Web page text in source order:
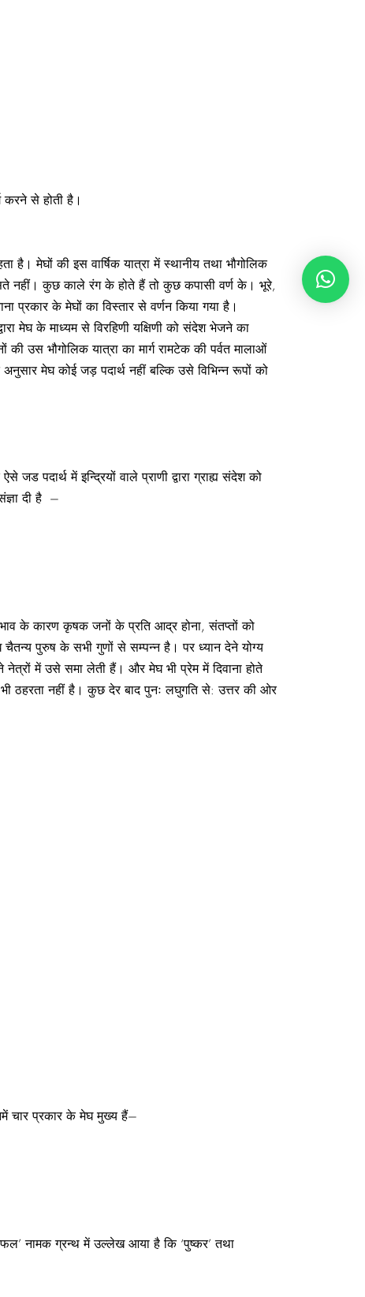
करने से होती है।
है। मेघों की इस वार्षिक यात्रा में स्थानीय तथा भौगोलिक
नहीं। कुछ काले रंग के होते हैं तो कुछ कपासी वर्ण के। भूरे‚
प्रकार के मेघों का विस्तार से वर्णन किया गया है।
मेघ के माध्यम से विरहिणी यक्षिणी को संदेश भेजने का
उस भौगोलिक यात्रा का मार्ग रामटेक की पर्वत मालाओं
मेघ कोई जड़ पदार्थ नहीं बल्कि उसे विभिन्न रूपों को
पदार्थ में इन्द्रियों वाले प्राणी द्वारा ग्राह्य संदेश को
दी है –
के कारण कृषक जनों के प्रति आद्र होना, संतप्तों को
चैतन्य पुरुष के सभी गुणों से सम्पन्न है। पर ध्यान देने योग्य
में उसे समा लेती हैं। और मेघ भी प्रेम में दिवाना होते
ठहरता नहीं है। कुछ देर बाद पुनः लघुगति से: उत्तर की ओर
चार प्रकार के मेघ मुख्य हैं–
नामक ग्रन्थ में उल्लेख आया है कि ‘पुष्कर’ तथा